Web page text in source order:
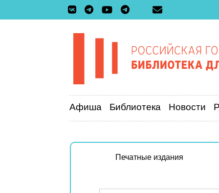
Афиша Библиотека Новости
Печатные издания